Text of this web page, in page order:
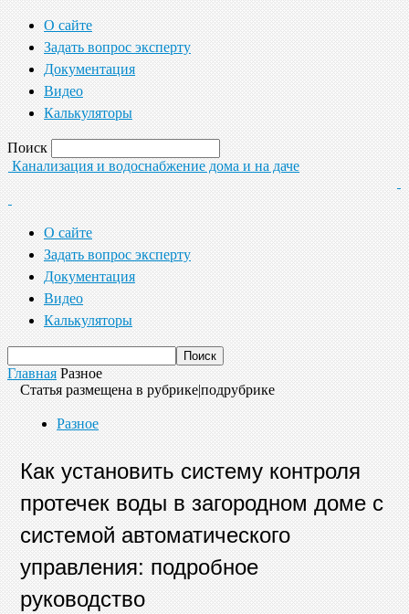
О сайте
Задать вопрос эксперту
Документация
Видео
Калькуляторы
Поиск
Канализация и водоснабжение дома и на даче
О сайте
Задать вопрос эксперту
Документация
Видео
Калькуляторы
Главная Разное
Статья размещена в рубрике|подрубрике
Разное
Как установить систему контроля
протечек воды в загородном доме с
системой автоматического
управления: подробное
руководство